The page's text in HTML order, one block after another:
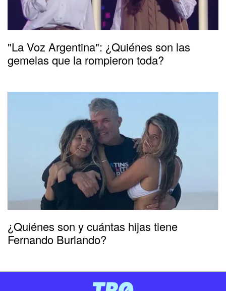
"La Voz Argentina": ¿Quiénes son las
gemelas que la rompieron toda?
¿Quiénes son y cuántas hijas tiene
Fernando Burlando?